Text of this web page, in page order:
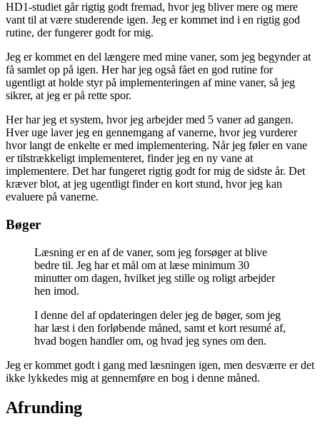
HD1-studiet går rigtig godt fremad, hvor jeg bliver mere og mere
vant til at være studerende igen. Jeg er kommet ind i en rigtig god
rutine, der fungerer godt for mig.
Jeg er kommet en del længere med mine vaner, som jeg begynder at
få samlet op på igen. Her har jeg også fået en god rutine for
ugentligt at holde styr på implementeringen af mine vaner, så jeg
sikrer, at jeg er på rette spor.
Her har jeg et system, hvor jeg arbejder med 5 vaner ad gangen.
Hver uge laver jeg en gennemgang af vanerne, hvor jeg vurderer
hvor langt de enkelte er med implementering. Når jeg føler en vane
er tilstrækkeligt implementeret, finder jeg en ny vane at
implementere. Det har fungeret rigtig godt for mig de sidste år. Det
kræver blot, at jeg ugentligt finder en kort stund, hvor jeg kan
evaluere på vanerne.
Bøger
Læsning er en af de vaner, som jeg forsøger at blive
bedre til. Jeg har et mål om at læse minimum 30
minutter om dagen, hvilket jeg stille og roligt arbejder
hen imod.
I denne del af opdateringen deler jeg de bøger, som jeg
har læst i den forløbende måned, samt et kort resumé af,
hvad bogen handler om, og hvad jeg synes om den.
Jeg er kommet godt i gang med læsningen igen, men desværre er det
ikke lykkedes mig at gennemføre en bog i denne måned.
Afrunding